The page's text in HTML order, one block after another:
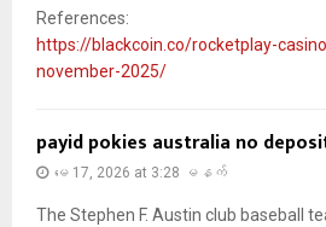
References:
https://blackcoin.co/rocketplay-
november-2025/
payid pokies australia no
မေ 17, 2026 at 3:28 မနက်
The Stephen F. Austin club baseball